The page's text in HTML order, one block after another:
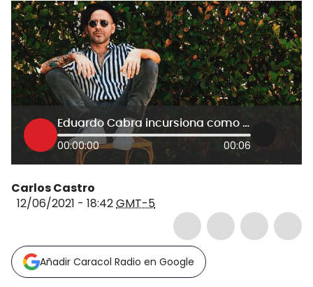
Eduardo Cabra incursiona como cantante si dejar la producción musical
00:00:00 00:06
Carlos Castro
12/06/2021 - 18:42GMT-5
Añadir Caracol Radio en Google